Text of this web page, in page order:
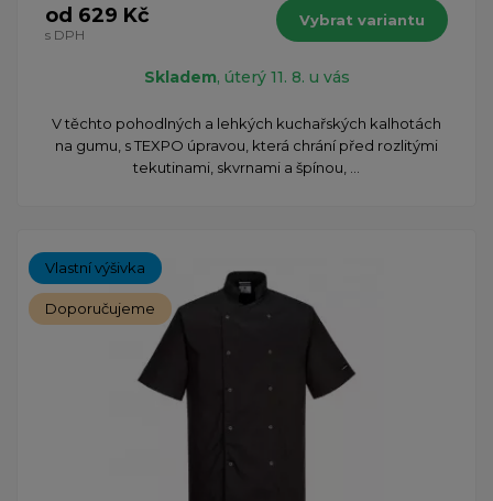
od 629 Kč
s DPH
Vybrat variantu
Skladem, úterý 11. 8. u vás
V těchto pohodlných a lehkých kuchařských kalhotách
na gumu, s TEXPO úpravou, která chrání před rozlitými
tekutinami, skvrnami a špínou, ...
Vlastní výšivka
Doporučujeme